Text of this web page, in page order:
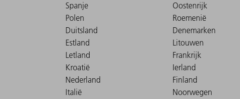
Spanje
Oostenrijk
Polen
Roemenië
Duitsland
Denemarken
Estland
Litouwen
Letland
Frankrijk
Kroatië
Ierland
Nederland
Finland
Italië
Noorwegen